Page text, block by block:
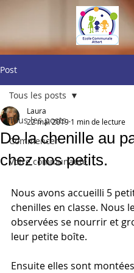
Post
Tous les posts
Commencer
Votre communauté
Tous les posts
De la chenille au
chez nos petits.
Laura
22 mai 2019 1 min de lecture
Nous avons accueilli 5
chenilles en classe. Nous
observées se nourrir et
leur petite boîte.
Ensuite elles sont montées